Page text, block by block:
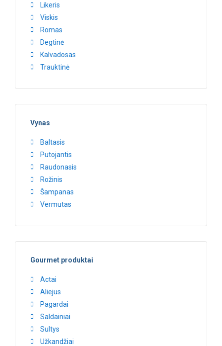
Likeris
Viskis
Romas
Degtinė
Kalvadosas
Trauktinė
Vynas
Baltasis
Putojantis
Raudonasis
Rožinis
Šampanas
Vermutas
Gourmet produktai
Actai
Aliejus
Pagardai
Saldainiai
Sultys
Užkandžiai